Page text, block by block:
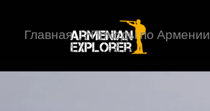
Главная Походы по Армении